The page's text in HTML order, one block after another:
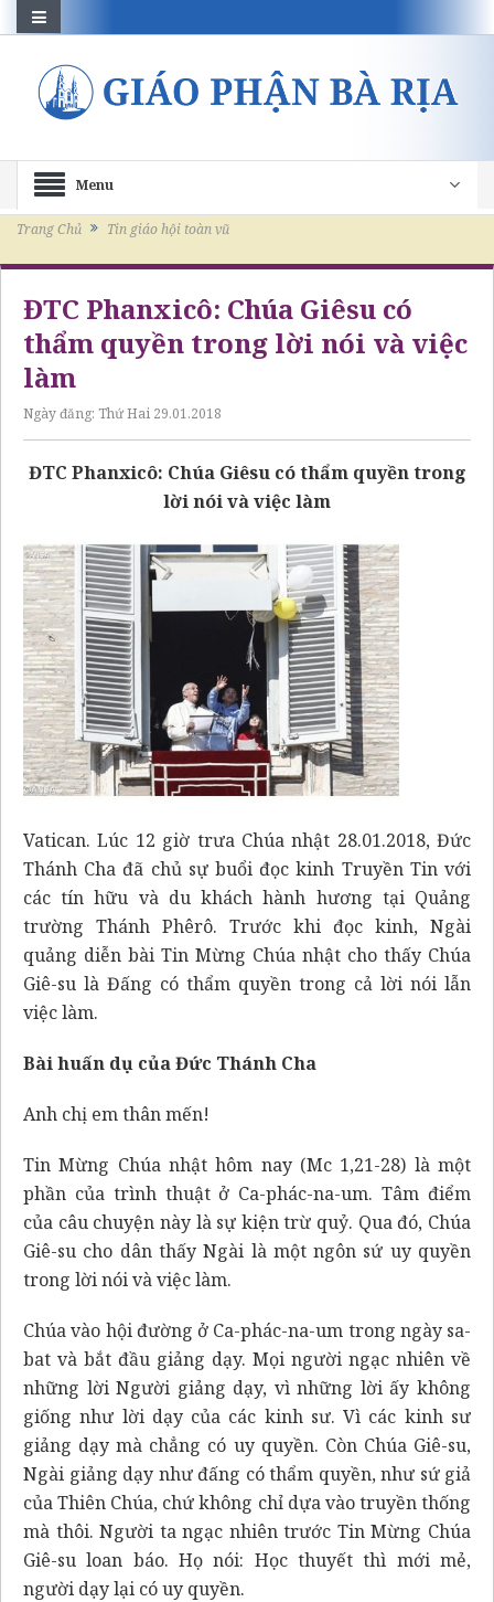
Menu
Trang Chủ Tin giáo hội toàn vũ
ĐTC Phanxicô: Chúa Giêsu có
thẩm quyền trong lời nói và việc
làm
Ngày đăng: Thứ Hai 29.01.2018
ĐTC Phanxicô: Chúa Giêsu có thẩm quyền trong
lời nói và việc làm
Vatican. Lúc 12 giờ trưa Chúa nhật 28.01.2018, Đức
Thánh Cha đã chủ sự buổi đọc kinh Truyền Tin với
các tín hữu và du khách hành hương tại Quảng
trường Thánh Phêrô. Trước khi đọc kinh, Ngài
quảng diễn bài Tin Mừng Chúa nhật cho thấy Chúa
Giê-su là Đấng có thẩm quyền trong cả lời nói lẫn
việc làm.
Bài huấn dụ của Đức Thánh Cha
Anh chị em thân mến!
Tin Mừng Chúa nhật hôm nay (Mc 1,21-28) là một
phần của trình thuật ở Ca-phác-na-um. Tâm điểm
của câu chuyện này là sự kiện trừ quỷ. Qua đó, Chúa
Giê-su cho dân thấy Ngài là một ngôn sứ uy quyền
trong lời nói và việc làm.
Chúa vào hội đường ở Ca-phác-na-um trong ngày sa-
bat và bắt đầu giảng dạy. Mọi người ngạc nhiên về
những lời Người giảng dạy, vì những lời ấy không
giống như lời dạy của các kinh sư. Vì các kinh sư
giảng dạy mà chẳng có uy quyền. Còn Chúa Giê-su,
Ngài giảng dạy như đấng có thẩm quyền, như sứ giả
của Thiên Chúa, chứ không chỉ dựa vào truyền thống
mà thôi. Người ta ngạc nhiên trước Tin Mừng Chúa
Giê-su loan báo. Họ nói: Học thuyết thì mới mẻ,
người dạy lại có uy quyền.